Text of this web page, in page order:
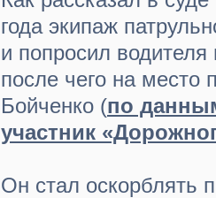
года экипаж
и попросил водителя
после чего на место
Бойченко (по
участник
Он стал оскорблять